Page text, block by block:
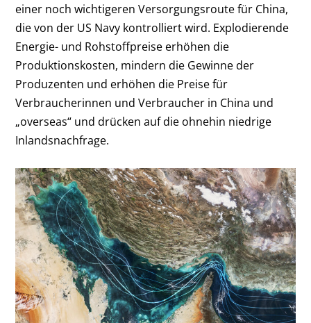
einer noch wichtigeren Versorgungsroute für China,
die von der US Navy kontrolliert wird. Explodierende
Energie- und Rohstoffpreise erhöhen die
Produktionskosten, mindern die Gewinne der
Produzenten und erhöhen die Preise für
Verbraucherinnen und Verbraucher in China und
„overseas“ und drücken auf die ohnehin niedrige
Inlandsnachfrage.